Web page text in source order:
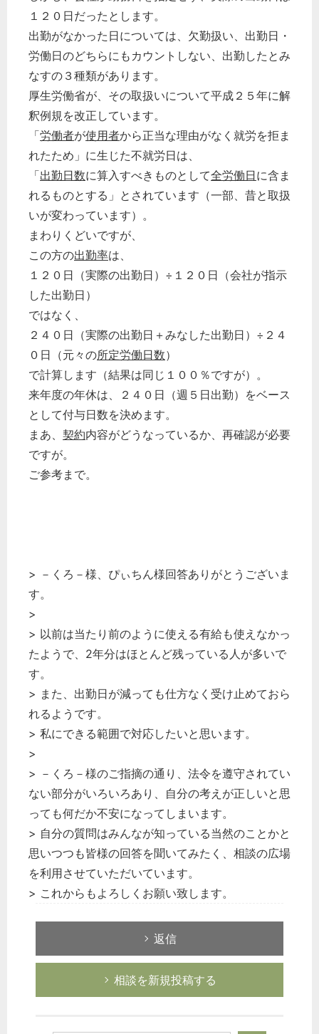
１２０日だったとします。
出勤がなかった日については、欠勤扱い、出勤日・
労働日のどちらにもカウントしない、出勤したとみ
なすの３種類があります。
厚生労働省が、その取扱いについて平成２５年に解
釈例規を改正しています。
「労働者が使用者から正当な理由がなく就労を拒ま
れたため」に生じた不就労日は、
「出勤日数に算入すべきものとして全労働日に含ま
れるものとする」とされています（一部、昔と取扱
いが変わっています）。
まわりくどいですが、
この方の出勤率は、
１２０日（実際の出勤日）÷１２０日（会社が指示
した出勤日）
ではなく、
２４０日（実際の出勤日＋みなした出勤日）÷２４
０日（元々の所定労働日数）
で計算します（結果は同じ１００％ですが）。
来年度の年休は、２４０日（週５日出勤）をベース
として付与日数を決めます。
まあ、 契約内容がどうなっているか、再確認が必要
ですが。
ご参考まで。
> －くろ－様、ぴぃちん様回答ありがとうございま
す。
>
> 以前は当たり前のように使える有給も使えなかっ
たようで、2年分はほとんど残っている人が多いで
す。
> また、出勤日が減っても仕方なく受け止めておら
れるようです。
> 私にできる範囲で対応したいと思います。
>
> －くろ－様のご指摘の通り、法令を遵守されてい
ない部分がいろいろあり、自分の考えが正しいと思
っても何だか不安になってしまいます。
> 自分の質問はみんなが知っている当然のことかと
思いつつも皆様の回答を聞いてみたく、相談の広場
を利用させていただいています。
> これからもよろしくお願い致します。
返信
相談を新規投稿する
どのカテゴリーに投稿しますか？
選択してください
労務管理
税務経理
企業法務
経営の知恵
総務の給湯室
秘書のノウハウ